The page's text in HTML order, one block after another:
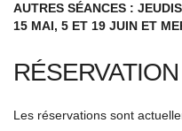
AUTRES SÉANCES :
15 MAI, 5 ET 19 JUIN ET
RÉSERVATION
Les réservations sont